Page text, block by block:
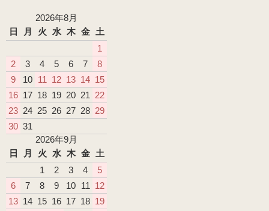
2026年8月
日
月 火 水 木 金
土
1
2
3 4 5 6 7
8
9
10 11 12 13 14 15
16 17 18 19 20 21 22
23 24 25 26 27 28 29
30 31
2026年9月
日
月 火 水 木 金
土
1
2 3 4
5
6
7 8 9 10 11 12
13 14 15 16 17 18 19